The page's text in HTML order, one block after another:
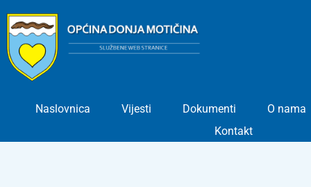
content
Naslovnica Vijesti Dokumenti
O nama
Kontakt